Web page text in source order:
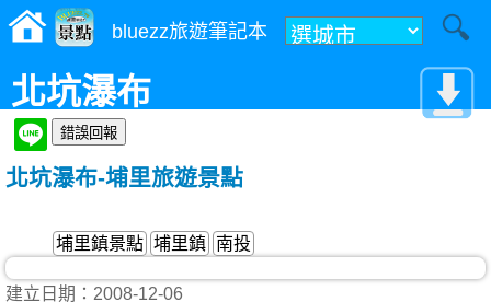
bluezz旅遊筆記本
北坑瀑布
北坑瀑布-埔里旅遊景點
埔里鎮景點 埔里鎮 南投
建立日期：2008-12-06